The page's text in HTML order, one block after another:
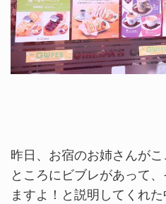
昨日、お宿のお姉さんが
ところにビブレがあって
ますよ！と説明してくれ